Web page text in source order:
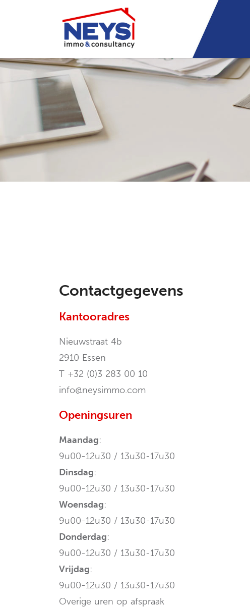
Contactgegevens
Kantooradres
Nieuwstraat 4b
2910 Essen
T +32 (0)3 283 00 10
info@neysimmo.com
Openingsuren
Maandag:
9u00-12u30 / 13u30-17u30
Dinsdag:
9u00-12u30 / 13u30-17u30
Woensdag:
9u00-12u30 / 13u30-17u30
Donderdag:
9u00-12u30 / 13u30-17u30
Vrijdag:
9u00-12u30 / 13u30-17u30
Overige uren op afspraak